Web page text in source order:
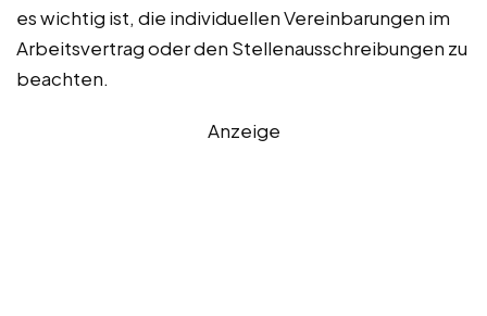
es wichtig ist, die individuellen Vereinbarungen im
Arbeitsvertrag oder den Stellenausschreibungen zu
beachten.
Anzeige